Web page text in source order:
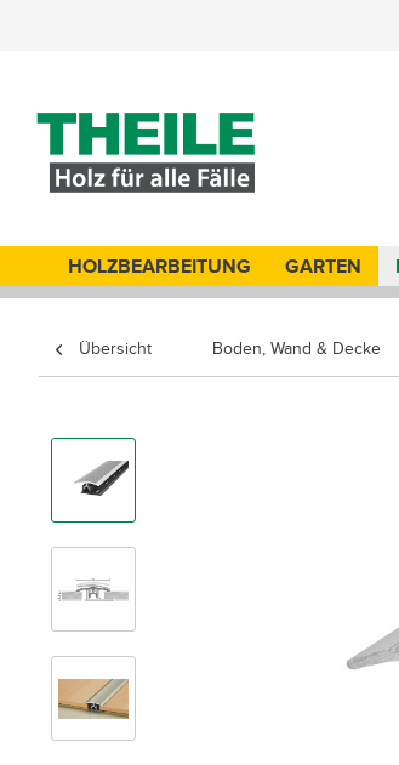
HOLZBEARBEITUNG GARTEN
Übersicht Boden, Wand & Decke